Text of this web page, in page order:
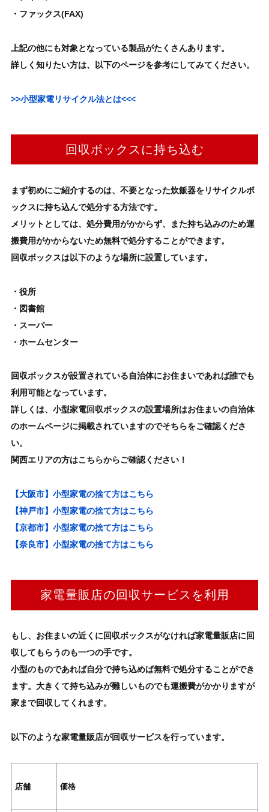
・ファックス(FAX)
上記の他にも対象となっている製品がたくさんあります。
詳しく知りたい方は、以下のページを参考にしてみてください。
>>小型家電リサイクル法とは<<<
回収ボックスに持ち込む
まず初めにご紹介するのは、不要となった炊飯器をリサイクルボ
ックスに持ち込んで処分する方法です。
メリットとしては、処分費用がかからず、また持ち込みのため運
搬費用がかからないため無料で処分することができます。
回収ボックスは以下のような場所に設置しています。
・役所
・図書館
・スーパー
・ホームセンター
回収ボックスが設置されている自治体にお住まいであれば誰でも
利用可能となっています。
詳しくは、小型家電回収ボックスの設置場所はお住まいの自治体
のホームページに掲載されていますのでそちらをご確認くださ
い。
関西エリアの方はこちらからご確認ください！
【大阪市】小型家電の捨て方はこちら
【神戸市】小型家電の捨て方はこちら
【京都市】小型家電の捨て方はこちら
【奈良市】小型家電の捨て方はこちら
家電量販店の回収サービスを利用
もし、お住まいの近くに回収ボックスがなければ家電量販店に回
収してもらうのも一つの手です。
小型のものであれば自分で持ち込めば無料で処分することができ
ます。 大きくて持ち込みが難しいものでも運搬費がかかりますが
家まで回収してくれます。
以下のような家電量販店が回収サービスを行っています。
店舗 価格